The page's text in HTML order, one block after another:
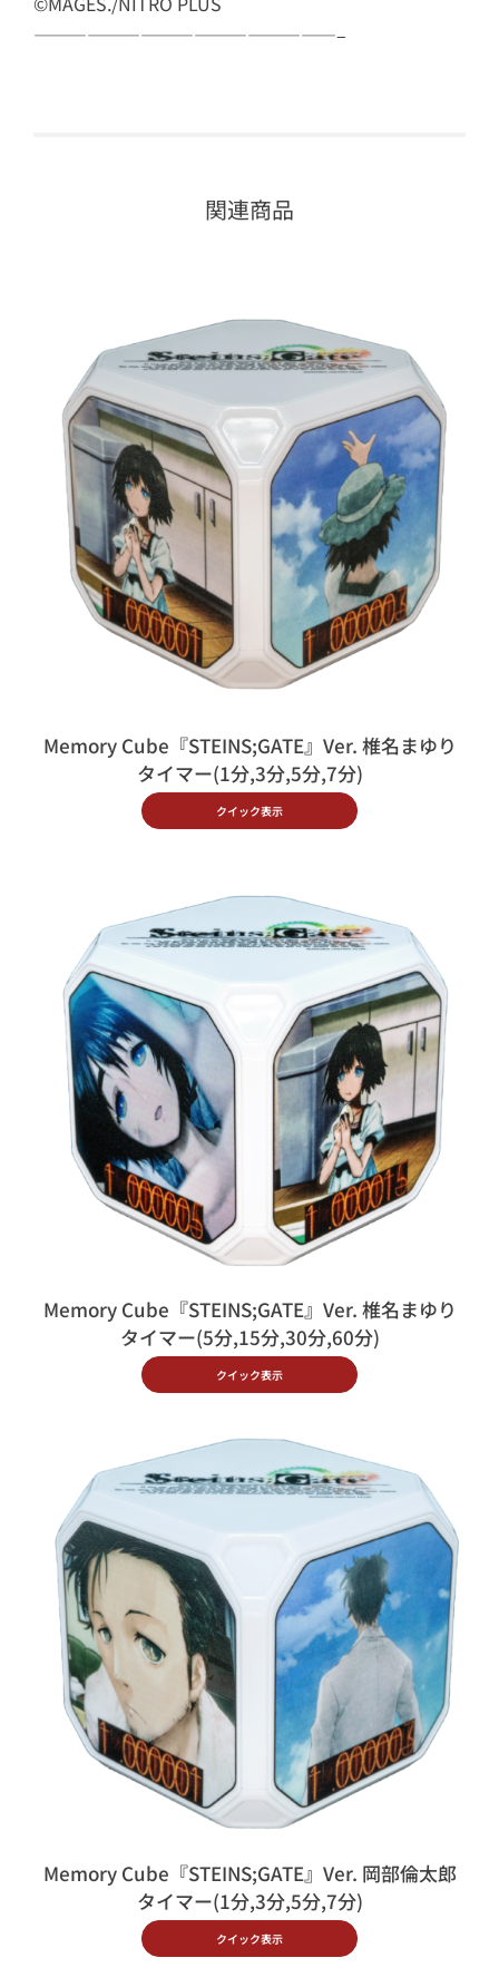
—————————————————–
関連商品
Memory Cube『STEINS;GATE』Ver. 椎名まゆり
タイマー(1分,3分,5分,7分)
クイック表示
Memory Cube『STEINS;GATE』Ver. 椎名まゆり
タイマー(5分,15分,30分,60分)
クイック表示
Memory Cube『STEINS;GATE』Ver. 岡部倫太郎
タイマー(1分,3分,5分,7分)
クイック表示